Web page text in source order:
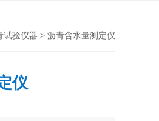
试验仪器 > 沥青含水量测定仪
仪